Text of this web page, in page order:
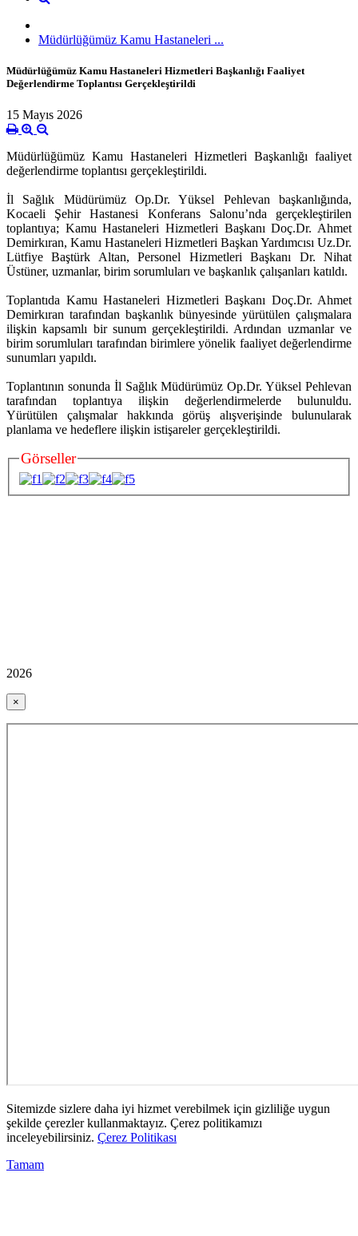
Müdürlüğümüz Kamu Hastaneleri ...
Müdürlüğümüz Kamu Hastaneleri Hizmetleri Başkanlığı Faaliyet
Değerlendirme Toplantısı Gerçekleştirildi
15 Mayıs 2026
Müdürlüğümüz Kamu Hastaneleri Hizmetleri Başkanlığı faaliyet
değerlendirme toplantısı gerçekleştirildi.
İl Sağlık Müdürümüz Op.Dr. Yüksel Pehlevan başkanlığında,
Kocaeli Şehir Hastanesi Konferans Salonu’nda gerçekleştirilen
toplantıya; Kamu Hastaneleri Hizmetleri Başkanı Doç.Dr. Ahmet
Demirkıran, Kamu Hastaneleri Hizmetleri Başkan Yardımcısı Uz.Dr.
Lütfiye Baştürk Altan, Personel Hizmetleri Başkanı Dr. Nihat
Üstüner, uzmanlar, birim sorumluları ve başkanlık çalışanları katıldı.
Toplantıda Kamu Hastaneleri Hizmetleri Başkanı Doç.Dr. Ahmet
Demirkıran tarafından başkanlık bünyesinde yürütülen çalışmalara
ilişkin kapsamlı bir sunum gerçekleştirildi. Ardından uzmanlar ve
birim sorumluları tarafından birimlere yönelik faaliyet değerlendirme
sunumları yapıldı.
Toplantının sonunda İl Sağlık Müdürümüz Op.Dr. Yüksel Pehlevan
tarafından toplantıya ilişkin değerlendirmelerde bulunuldu.
Yürütülen çalışmalar hakkında görüş alışverişinde bulunularak
planlama ve hedeflere ilişkin istişareler gerçekleştirildi.
Görseller
2026
×
Sitemizde sizlere daha iyi hizmet verebilmek için gizliliğe uygun
şekilde çerezler kullanmaktayız. Çerez politikamızı
inceleyebilirsiniz. Çerez Politikası
Tamam